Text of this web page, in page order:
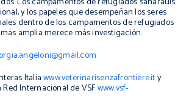
y los papeles que desempeñan los seres
dentro de los campamentos de refugiados
amplia merece más investigación.
Italiawww.veterinarisenzafrontiere.ity
Internacional de VSFwww.vsf-